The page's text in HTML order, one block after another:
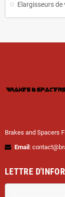
Elargisseurs de
Brakes and Spacers
Email :
LETTRE